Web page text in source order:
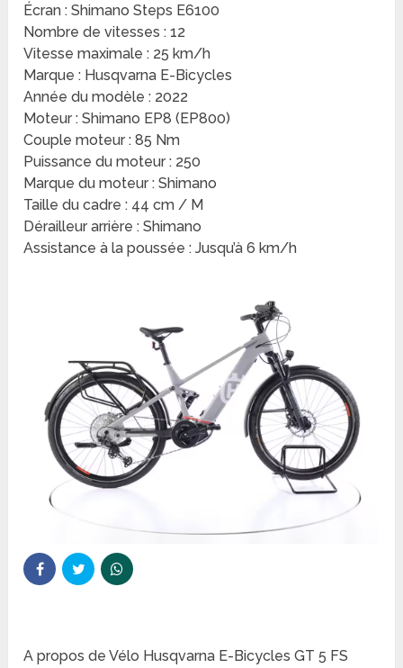
Écran : Shimano Steps E6100
Nombre de vitesses : 12
Vitesse maximale : 25 km/h
Marque : Husqvarna E-Bicycles
Année du modèle : 2022
Moteur : Shimano EP8 (EP800)
Couple moteur : 85 Nm
Puissance du moteur : 250
Marque du moteur : Shimano
Taille du cadre : 44 cm / M
Dérailleur arrière : Shimano
Assistance à la poussée : Jusqu’à 6 km/h
A propos de Vélo Husqvarna E-Bicycles GT 5 FS